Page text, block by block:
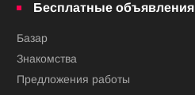
Бесплатные объявления
Базар
Знакомства
Предложения работы